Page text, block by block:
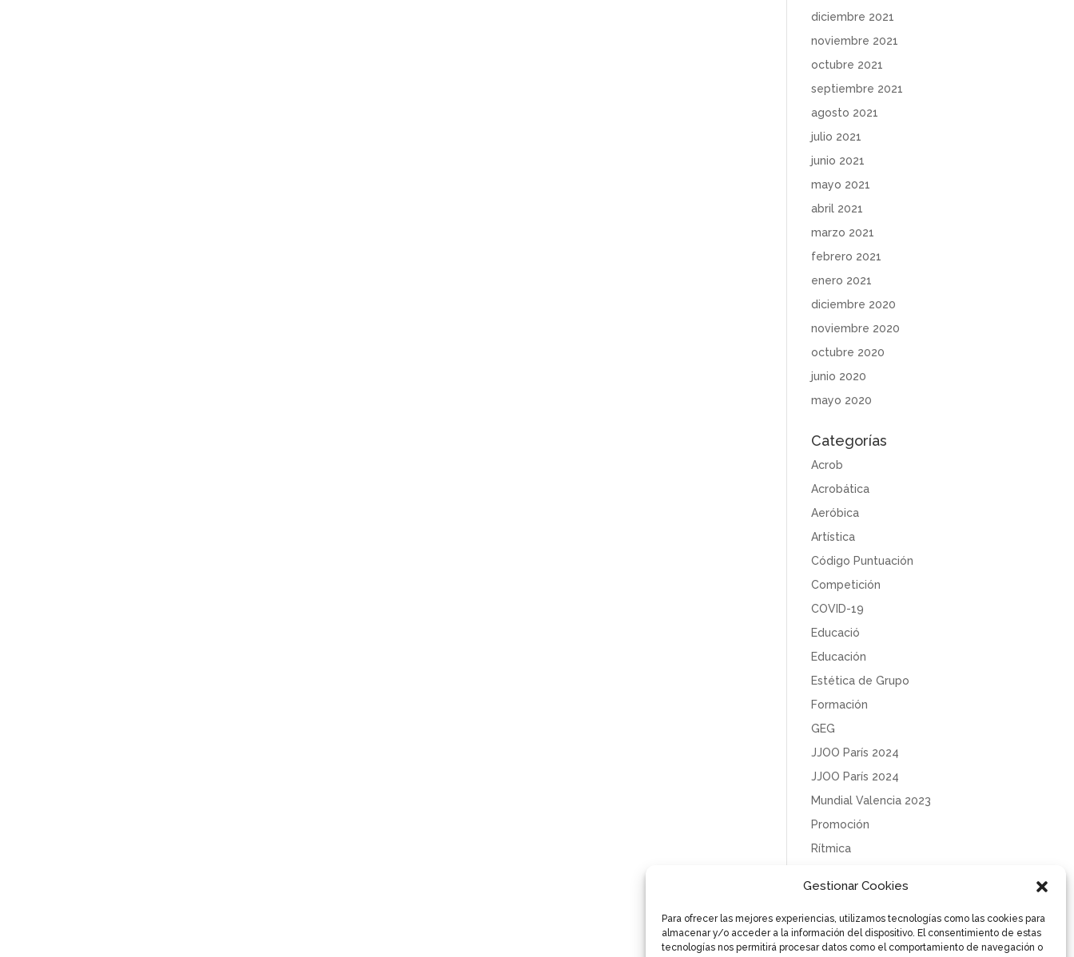
Gestionar Cookies
Para ofrecer las mejores experiencias, utilizamos tecnologías como las cookies para
almacenar y/o acceder a la información del dispositivo. El consentimiento de estas
tecnologías nos permitirá procesar datos como el comportamiento de navegación o
diciembre 2021
noviembre 2021
octubre 2021
septiembre 2021
agosto 2021
julio 2021
junio 2021
mayo 2021
abril 2021
marzo 2021
febrero 2021
enero 2021
diciembre 2020
noviembre 2020
octubre 2020
junio 2020
mayo 2020
Categorías
Acrob
Acrobática
Aeróbica
Artística
Código Puntuación
Competición
COVID-19
Educació
Educación
Estética de Grupo
Formación
GEG
JJOO París 2024
JJOO París 2024
Mundial Valencia 2023
Promoción
Rítmica
Tecnificación
Uncategorized